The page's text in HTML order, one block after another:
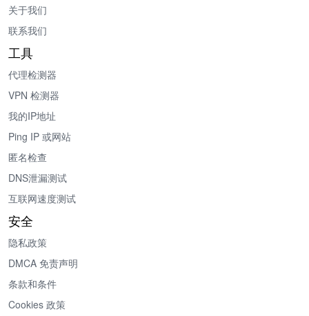
关于我们
联系我们
工具
代理检测器
VPN 检测器
我的IP地址
Ping IP 或网站
匿名检查
DNS泄漏测试
互联网速度测试
安全
隐私政策
DMCA 免责声明
条款和条件
Cookies 政策